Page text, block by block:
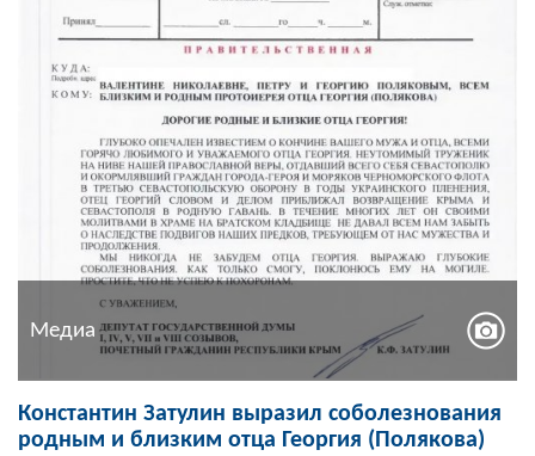
Медиа
Константин Затулин выразил соболезнования
родным и близким отца Георгия (Полякова)